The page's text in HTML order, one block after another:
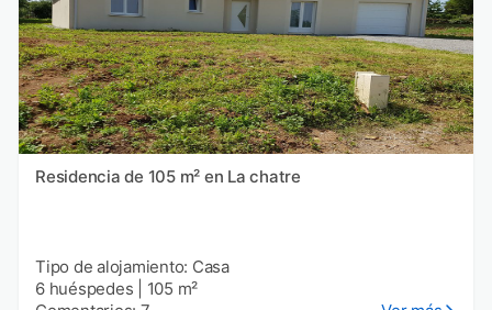
Residencia de 105 m² en La chatre
Tipo de alojamiento: Casa
6 huéspedes
105 m²